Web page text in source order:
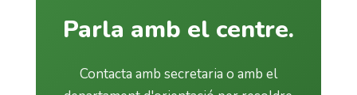
Parla amb el centre.
Contacta amb secretaria o amb el